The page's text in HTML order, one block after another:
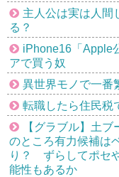
主人公は実は人
る？
iPhone16「Apple
アで買う奴
異世界モノで一番
転職したら住民税
【グラブル】土
のところ有力候補は
り？ ずらしてポセ
能性もあるか